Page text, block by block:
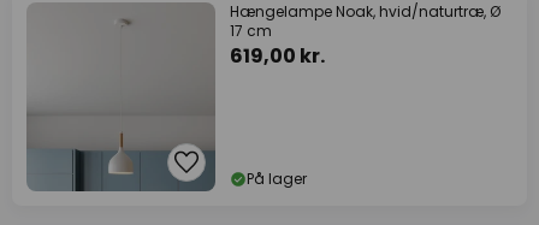
Hængelampe Noak, hvid/naturtræ, Ø
17 cm
619,00 kr.
På lager